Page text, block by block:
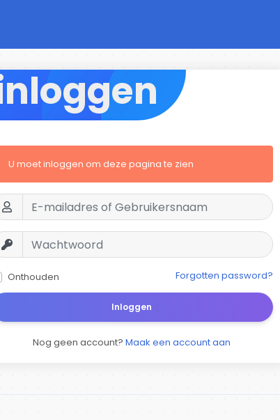
U moet inloggen om deze pagina te zien
Onthouden Forgotten password?
Inloggen
Nog geen account? Maak een account aan